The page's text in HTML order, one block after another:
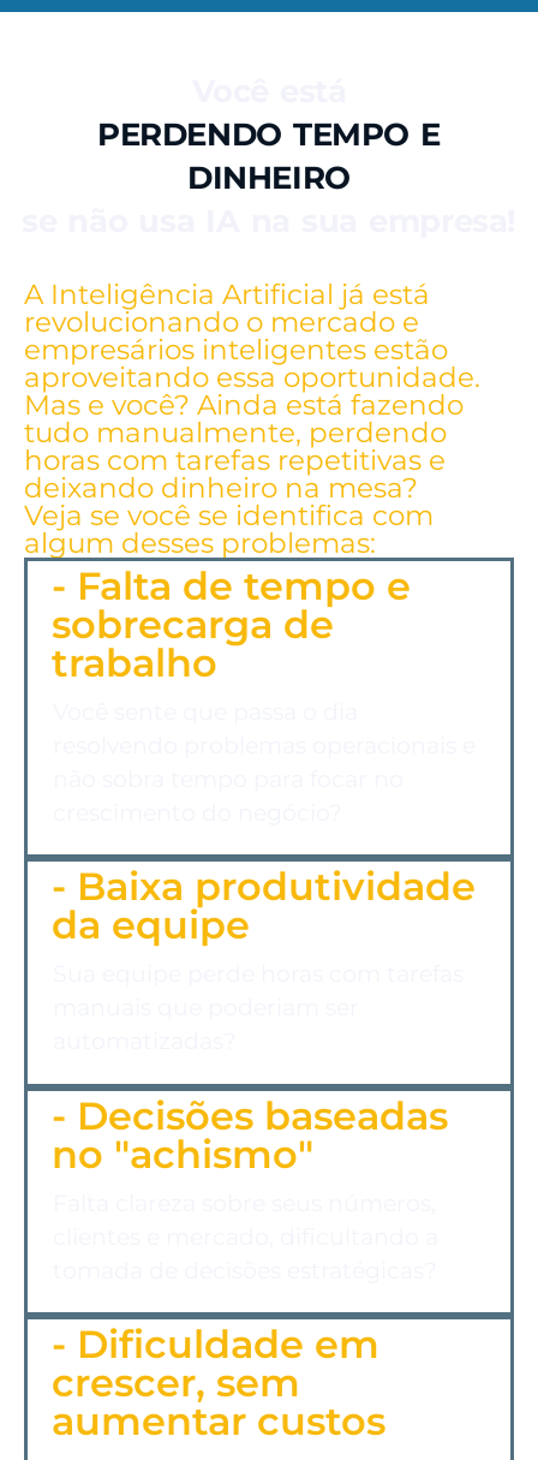
PERDENDO TEMPO E
DINHEIRO
A Inteligência Artificial já está
revolucionando o mercado e
empresários inteligentes estão
aproveitando essa oportunidade.
Mas e você? Ainda está fazendo
tudo manualmente, perdendo
horas com tarefas repetitivas e
deixando dinheiro na mesa?
Veja se você se identifica com
algum desses problemas:
- Falta de tempo e
sobrecarga de
trabalho
- Baixa produtividade
da equipe
- Decisões baseadas
no "achismo"
- Dificuldade em
crescer, sem
aumentar custos